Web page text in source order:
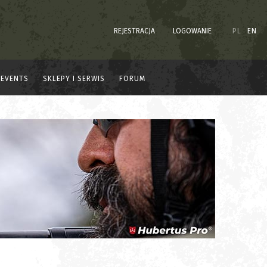
REJESTRACJA LOGOWANIE PL EN
EVENTS SKLEPY I SERWIS FORUM